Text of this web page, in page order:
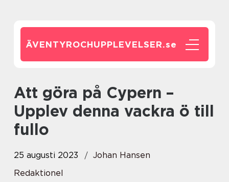
ÄVENTYROCHUPPLEVELSER.se
Att göra på Cypern –
Upplev denna vackra ö till
fullo
25 augusti 2023
Johan Hansen
Redaktionel